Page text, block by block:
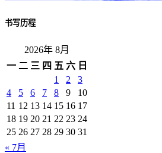
书写历程
2026年 8月
一 二 三 四 五 六 日
1
2
3
4
5 6 7 8 9
10
11 12 13 14 15 16 17
18 19 20 21 22 23 24
25 26 27 28 29 30 31
« 7月